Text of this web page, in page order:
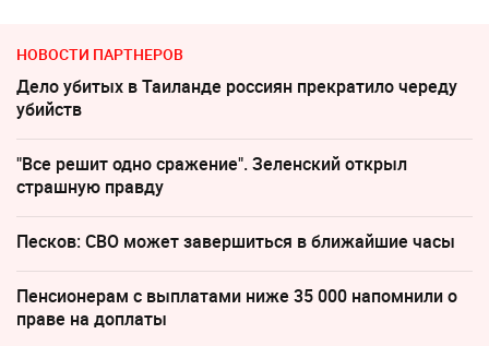
НОВОСТИ ПАРТНЕРОВ
Дело убитых в Таиланде россиян прекратило череду
убийств
"Все решит одно сражение". Зеленский открыл
страшную правду
Песков: СВО может завершиться в ближайшие часы
Пенсионерам с выплатами ниже 35 000 напомнили о
праве на доплаты